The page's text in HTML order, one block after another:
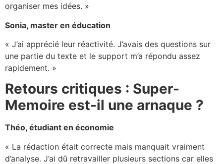
organiser mes idées. »
Sonia, master en éducation
« J’ai apprécié leur réactivité. J’avais des questions sur
une partie du texte et le support m’a répondu assez
rapidement. »
Retours critiques : Super-
Memoire est-il une arnaque ?
Théo, étudiant en économie
« La rédaction était correcte mais manquait vraiment
d’analyse. J’ai dû retravailler plusieurs sections car elles